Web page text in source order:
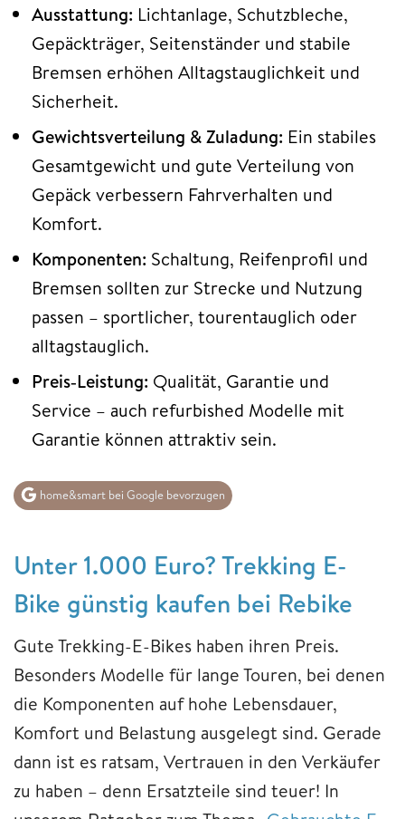
Ausstattung: Lichtanlage, Schutzbleche,
Gepäckträger, Seitenständer und stabile
Bremsen erhöhen Alltagstauglichkeit und
Sicherheit.
Gewichtsverteilung & Zuladung: Ein stabiles
Gesamtgewicht und gute Verteilung von
Gepäck verbessern Fahrverhalten und
Komfort.
Komponenten: Schaltung, Reifenprofil und
Bremsen sollten zur Strecke und Nutzung
passen – sportlicher, tourentauglich oder
alltagstauglich.
Preis‑Leistung: Qualität, Garantie und
Service – auch refurbished Modelle mit
Garantie können attraktiv sein.
home&smart bei Google bevorzugen
Unter 1.000 Euro? Trekking E-
Bike günstig kaufen bei Rebike
Gute Trekking-E-Bikes haben ihren Preis.
Besonders Modelle für lange Touren, bei denen
die Komponenten auf hohe Lebensdauer,
Komfort und Belastung ausgelegt sind. Gerade
dann ist es ratsam, Vertrauen in den Verkäufer
zu haben – denn Ersatzteile sind teuer! In